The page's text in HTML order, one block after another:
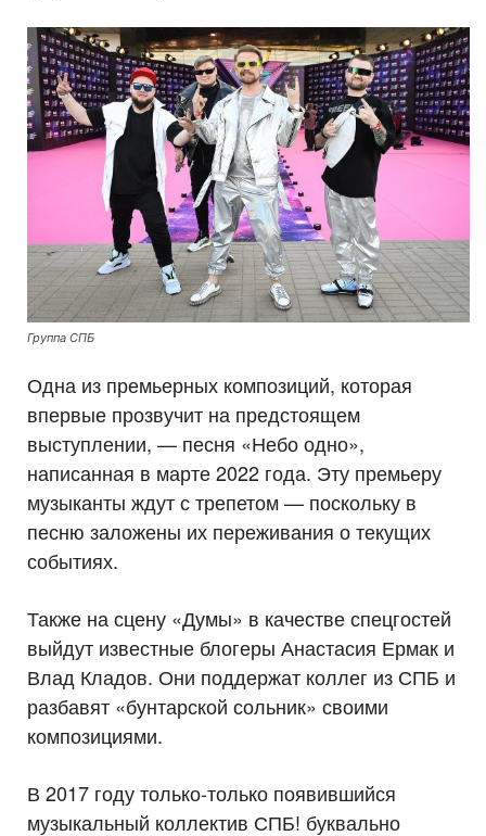
Группа СПБ
Одна из премьерных композиций, которая
впервые прозвучит на предстоящем
выступлении, — песня «Небо одно»,
написанная в марте 2022 года. Эту премьеру
музыканты ждут с трепетом — поскольку в
песню заложены их переживания о текущих
событиях.
Также на сцену «Думы» в качестве спецгостей
выйдут известные блогеры Анастасия Ермак и
Влад Кладов. Они поддержат коллег из СПБ и
разбавят «бунтарской сольник» своими
композициями.
В 2017 году только-только появившийся
музыкальный коллектив СПБ! буквально